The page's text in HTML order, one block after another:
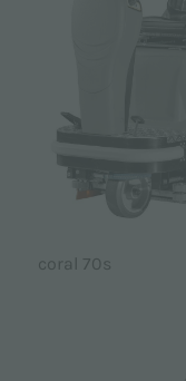
coral 70s